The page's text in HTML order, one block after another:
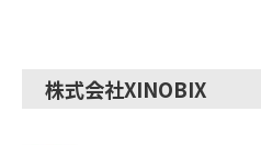
株式会社XINOBIX